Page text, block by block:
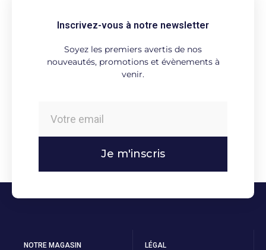
Inscrivez-vous à notre newsletter
Soyez les premiers avertis de nos
nouveautés, promotions et évènements à
venir.
Je m'inscris
NOTRE MAGASIN LÉGAL